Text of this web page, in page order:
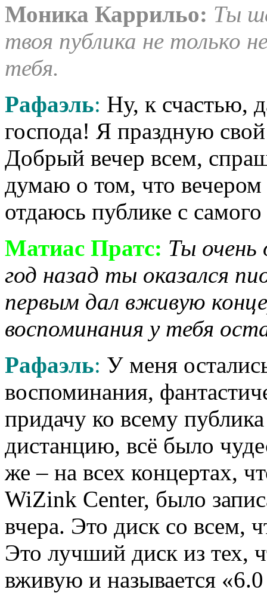
Моника Каррильо: Ты
твоя публика не только
тебя.
Рафаэль: Ну, к счастью,
господа! Я праздную
Добрый вечер всем,
думаю о том, что вечером
отдаюсь публике с
Матиас Пратс: Ты
год назад ты оказался
первым дал вживую
воспоминания у тебя
Рафаэль: У меня
воспоминания,
придачу ко всему
дистанцию, всё было
же – на всех концертах,
WiZink Center, было
вчера. Это диск со всем,
Это лучший диск из тех,
вживую и называется